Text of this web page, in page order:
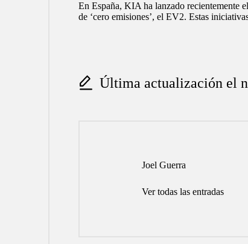
En España, KIA ha lanzado recientemente
de ‘cero emisiones’, el EV2. Estas
Última actualización el
Joel Guerra
Ver todas las entradas